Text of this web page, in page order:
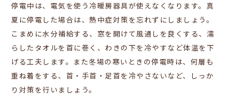
停電中は、電気を使う冷暖房器具が使えなくなります。真
夏に停電した場合は、熱中症対策を忘れずにしましょう。
こまめに水分補給する、窓を開けて風通しを良くする、濡
らしたタオルを首に巻く、わきの下を冷やすなど体温を下
げる工夫します。また冬場の寒いときの停電時は、何層も
重ね着をする、首・手首・足首を冷やさないなど、しっか
り対策を行いましょう。